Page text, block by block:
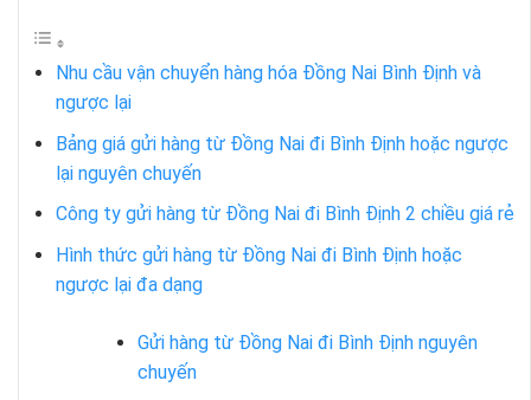
Nhu cầu vận chuyển hàng hóa Đồng Nai Bình Định và
ngược lại
Bảng giá gửi hàng từ Đồng Nai đi Bình Định hoặc ngược
lại nguyên chuyến
Công ty gửi hàng từ Đồng Nai đi Bình Định 2 chiều giá rẻ
Hình thức gửi hàng từ Đồng Nai đi Bình Định hoặc
ngược lại đa dạng
Gửi hàng từ Đồng Nai đi Bình Định nguyên
chuyến